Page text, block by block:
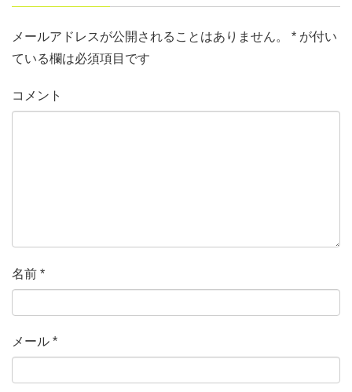
メールアドレスが公開されることはありません。 * が付い
ている欄は必須項目です
コメント
名前 *
メール *